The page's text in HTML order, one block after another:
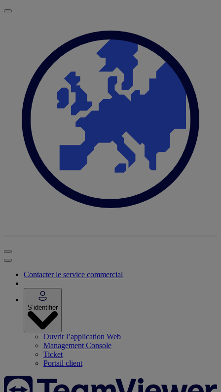
Contacter le service commercial
S’identifier
Ouvrir l’application Web
Management Console
Ticket
Portail client